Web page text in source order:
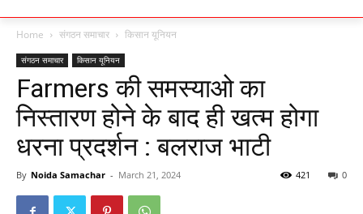
Home संगठन समाचार किसान यूनियन
संगठन समाचार किसान यूनियन
Farmers की समस्याओ का
निस्तारण होने के बाद ही खत्म होगा
धरना प्रदर्शन : बलराज भाटी
By Noida Samachar - March 21, 2024 0
421